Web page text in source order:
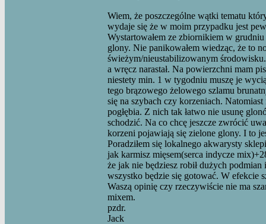
Wiem, że poszczególne wątki tematu
wydaje się że w moim przypadku jest
Wystartowałem ze zbiornikiem w
glony. Nie panikowałem wiedząc, że to
świeżym/nieustabilizowanym
a wręcz narastał. Na powierzchni mam
niestety min. 1 w tygodniu muszę je
tego brązowego żelowego szlamu
się na szybach czy korzeniach.
pogłębia. Z nich tak łatwo nie usunę
schodzić. Na co chcę jeszcze zwrócić
korzeni pojawiają się zielone glony. I to
Poradziłem się lokalnego akwarysty
jak karmisz mięsem(serca indycze
że jak nie będziesz robił dużych
wszystko będzie się gotować. W efekcie
Waszą opinię czy rzeczywiście nie ma
mixem.
pzdr.
Jack